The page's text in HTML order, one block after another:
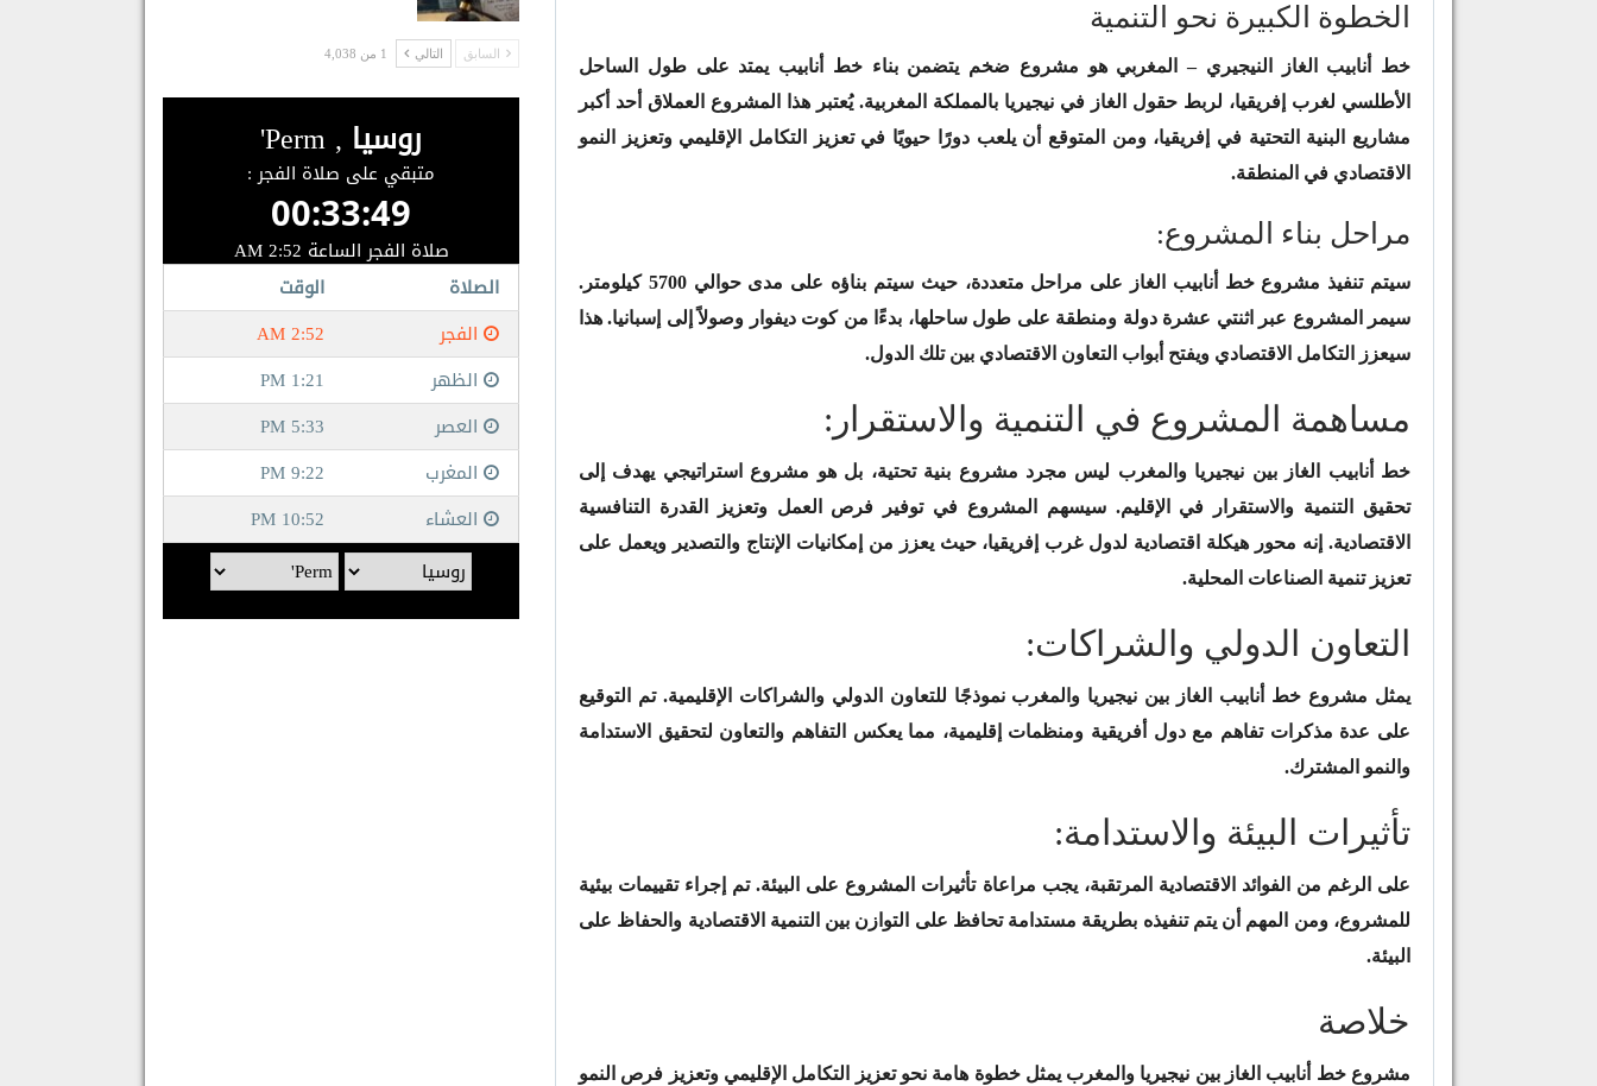
الخطوة الكبيرة نحو التنمية
خط أنابيب الغاز النيجيري – المغربي هو مشروع ضخم يتضمن بناء خط أنابيب يمتد على طول الساحل
الأطلسي لغرب إفريقيا، لربط حقول الغاز في نيجيريا بالمملكة المغربية. يُعتبر هذا المشروع العملاق أحد أكبر
مشاريع البنية التحتية في إفريقيا، ومن المتوقع أن يلعب دورًا حيويًا في تعزيز التكامل الإقليمي وتعزيز النمو
الاقتصادي في المنطقة.
مراحل بناء المشروع:
سيتم تنفيذ مشروع خط أنابيب الغاز على مراحل متعددة، حيث سيتم بناؤه على مدى حوالي 5700 كيلومتر.
سيمر المشروع عبر اثنتي عشرة دولة ومنطقة على طول ساحلها، بدءًا من كوت ديفوار وصولاً إلى إسبانيا. هذا
سيعزز التكامل الاقتصادي ويفتح أبواب التعاون الاقتصادي بين تلك الدول.
مساهمة المشروع في التنمية والاستقرار:
خط أنابيب الغاز بين نيجيريا والمغرب ليس مجرد مشروع بنية تحتية، بل هو مشروع استراتيجي يهدف إلى
تحقيق التنمية والاستقرار في الإقليم. سيسهم المشروع في توفير فرص العمل وتعزيز القدرة التنافسية
الاقتصادية. إنه محور هيكلة اقتصادية لدول غرب إفريقيا، حيث يعزز من إمكانيات الإنتاج والتصدير ويعمل على
تعزيز تنمية الصناعات المحلية.
التعاون الدولي والشراكات:
يمثل مشروع خط أنابيب الغاز بين نيجيريا والمغرب نموذجًا للتعاون الدولي والشراكات الإقليمية. تم التوقيع
على عدة مذكرات تفاهم مع دول أفريقية ومنظمات إقليمية، مما يعكس التفاهم والتعاون لتحقيق الاستدامة
والنمو المشترك.
تأثيرات البيئة والاستدامة:
على الرغم من الفوائد الاقتصادية المرتقبة، يجب مراعاة تأثيرات المشروع على البيئة. تم إجراء تقييمات بيئية
للمشروع، ومن المهم أن يتم تنفيذه بطريقة مستدامة تحافظ على التوازن بين التنمية الاقتصادية والحفاظ على
البيئة.
خلاصة
مشروع خط أنابيب الغاز بين نيجيريا والمغرب يمثل خطوة هامة نحو تعزيز التكامل الإقليمي وتعزيز فرص النمو
السابق التالي 1 من 4,038